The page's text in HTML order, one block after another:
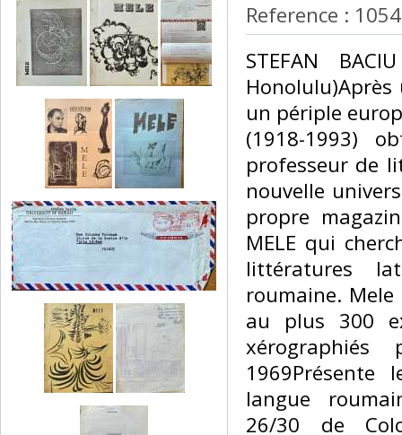
Reference :
‎STEFAN
un périple
(1918-1993)
professeur de
nouvelle
propre
MELE qui
littératures
roumaine.
au plus 300
xérographiés
langue
26/30 de